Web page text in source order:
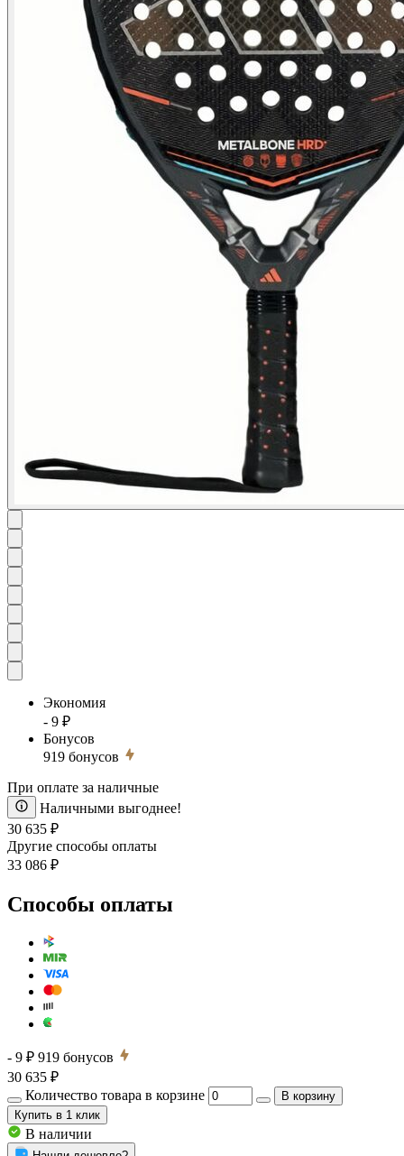
Экономия
- 9 ₽
Бонусов
919 бонусов
При оплате за наличные
Наличными выгоднее!
30 635 ₽
Другие способы оплаты
33 086 ₽
Способы оплаты
- 9 ₽ 919 бонусов
30 635 ₽
Количество товара в корзине
В корзину
Купить в 1 клик
В наличии